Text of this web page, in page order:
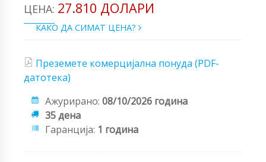
ЦЕНА: 27.810 ДОЛАРИ
КАКО ДА СИМАТ ЦЕНА?
Преземете комерцијална понуда (PDF-
датотека)
Ажурирано: 08/10/2026 година
35 дена
Гаранција: 1 година